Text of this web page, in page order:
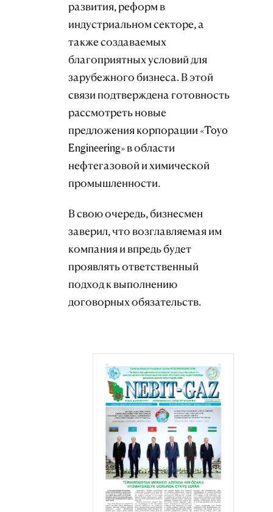
развития, реформ в
индустриальном секторе, а
также создаваемых
благоприятных условий для
зарубежного бизнеса. В этой
связи подтверждена готовность
рассмотреть новые
предложения корпорации «Toyo
Engineering» в области
нефтегазовой и химической
промышленности.
В свою очередь, бизнесмен
заверил, что возглавляемая им
компания и впредь будет
проявлять ответственный
подход к выполнению
договорных обязательств.